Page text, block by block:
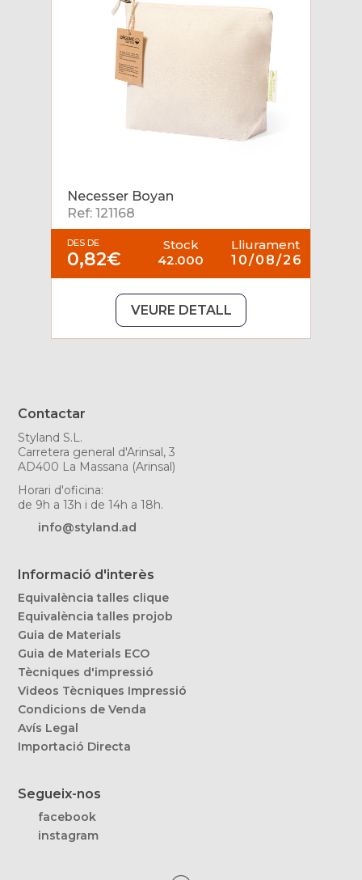
Necesser Boyan
Ref: 121168
DES DE
0,82€
Stock
42.000
Lliurament
10/08/26
VEURE DETALL
Contactar
Styland S.L.
Carretera general d'Arinsal, 3
AD400 La Massana (Arinsal)
Horari d'oficina:
de 9h a 13h i de 14h a 18h.
info@styland.ad
Informació d'interès
Equivalència talles clique
Equivalència talles projob
Guia de Materials
Guia de Materials ECO
Tècniques d'impressió
Videos Tècniques Impressió
Condicions de Venda
Avís Legal
Importació Directa
Segueix-nos
facebook
instagram